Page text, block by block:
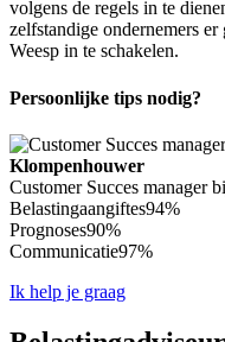
volgens de regels in te
zelfstandige ondernemers
Weesp in te schakelen.
Persoonlijke tips nodig?
Klompenhouwer
Customer Succes manager
Belastingaangiftes94%
Prognoses90%
Communicatie97%
Ik help je graag